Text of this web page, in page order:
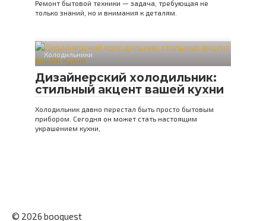
Ремонт бытовой техники — задача, требующая не
только знаний, но и внимания к деталям.
Холодильники
Дизайнерский холодильник:
стильный акцент вашей кухни
Холодильник давно перестал быть просто бытовым
прибором. Сегодня он может стать настоящим
украшением кухни,
© 2026 booquest